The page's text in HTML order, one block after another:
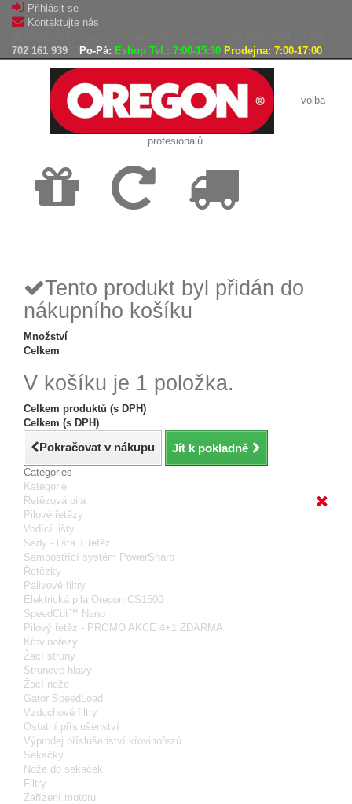
Přihlásit se
Kontaktujte nás
702 161 939
Po-Pá: Eshop Tel.: 7:00-15:30 Prodejna: 7:00-17:00
volba
profesionálů
Tento produkt byl přidán do
nákupního košíku
Množství
Celkem
V košíku je 1 položka.
Celkem produktů (s DPH)
Celkem (s DPH)
Pokračovat v nákupu Jít k pokladně
Categories
Kategorie
Řetězová pila
Pilové řetězy
Vodící lišty
Sady - lišta + řetěz
Samoostřící systém PowerSharp
Řetězky
Palivové filtry
Elektrická pila Oregon CS1500
SpeedCut™ Nano
Pilový řetěz - PROMO AKCE 4+1 ZDARMA
Křovinořezy
Žací struny
Strunové hlavy
Žací nože
Gator SpeedLoad
Vzduchové filtry
Ostatní příslušenství
Výprodej příslušenství křovinořezů
Sekačky
Nože do sekaček
Filtry
Zařízení motoru